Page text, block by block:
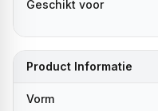
Geschikt voor
Product Informatie
Vorm